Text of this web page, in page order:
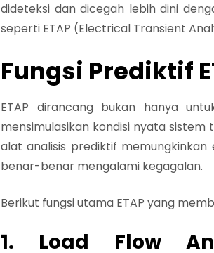
dideteksi dan dicegah lebih dini
seperti ETAP (Electrical Transient
Fungsi Prediktif
ETAP dirancang bukan hanya
mensimulasikan kondisi nyata sistem
alat analisis prediktif
benar-benar mengalami kegagalan.
Berikut fungsi utama ETAP yang
1. Load Flow